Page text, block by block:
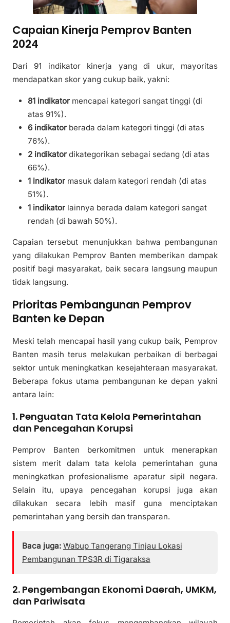
Capaian Kinerja Pemprov Banten
2024
Dari 91 indikator kinerja yang di ukur, mayoritas
mendapatkan skor yang cukup baik, yakni:
81 indikator mencapai kategori sangat tinggi (di
atas 91%).
6 indikator berada dalam kategori tinggi (di atas
76%).
2 indikator dikategorikan sebagai sedang (di atas
66%).
1 indikator masuk dalam kategori rendah (di atas
51%).
1 indikator lainnya berada dalam kategori sangat
rendah (di bawah 50%).
Capaian tersebut menunjukkan bahwa pembangunan
yang dilakukan Pemprov Banten memberikan dampak
positif bagi masyarakat, baik secara langsung maupun
tidak langsung.
Prioritas Pembangunan Pemprov
Banten ke Depan
Meski telah mencapai hasil yang cukup baik, Pemprov
Banten masih terus melakukan perbaikan di berbagai
sektor untuk meningkatkan kesejahteraan masyarakat.
Beberapa fokus utama pembangunan ke depan yakni
antara lain:
1. Penguatan Tata Kelola Pemerintahan
dan Pencegahan Korupsi
Pemprov Banten berkomitmen untuk menerapkan
sistem merit dalam tata kelola pemerintahan guna
meningkatkan profesionalisme aparatur sipil negara.
Selain itu, upaya pencegahan korupsi juga akan
dilakukan secara lebih masif guna menciptakan
pemerintahan yang bersih dan transparan.
Baca juga: Wabup Tangerang Tinjau Lokasi
Pembangunan TPS3R di Tigaraksa
2. Pengembangan Ekonomi Daerah, UMKM,
dan Pariwisata